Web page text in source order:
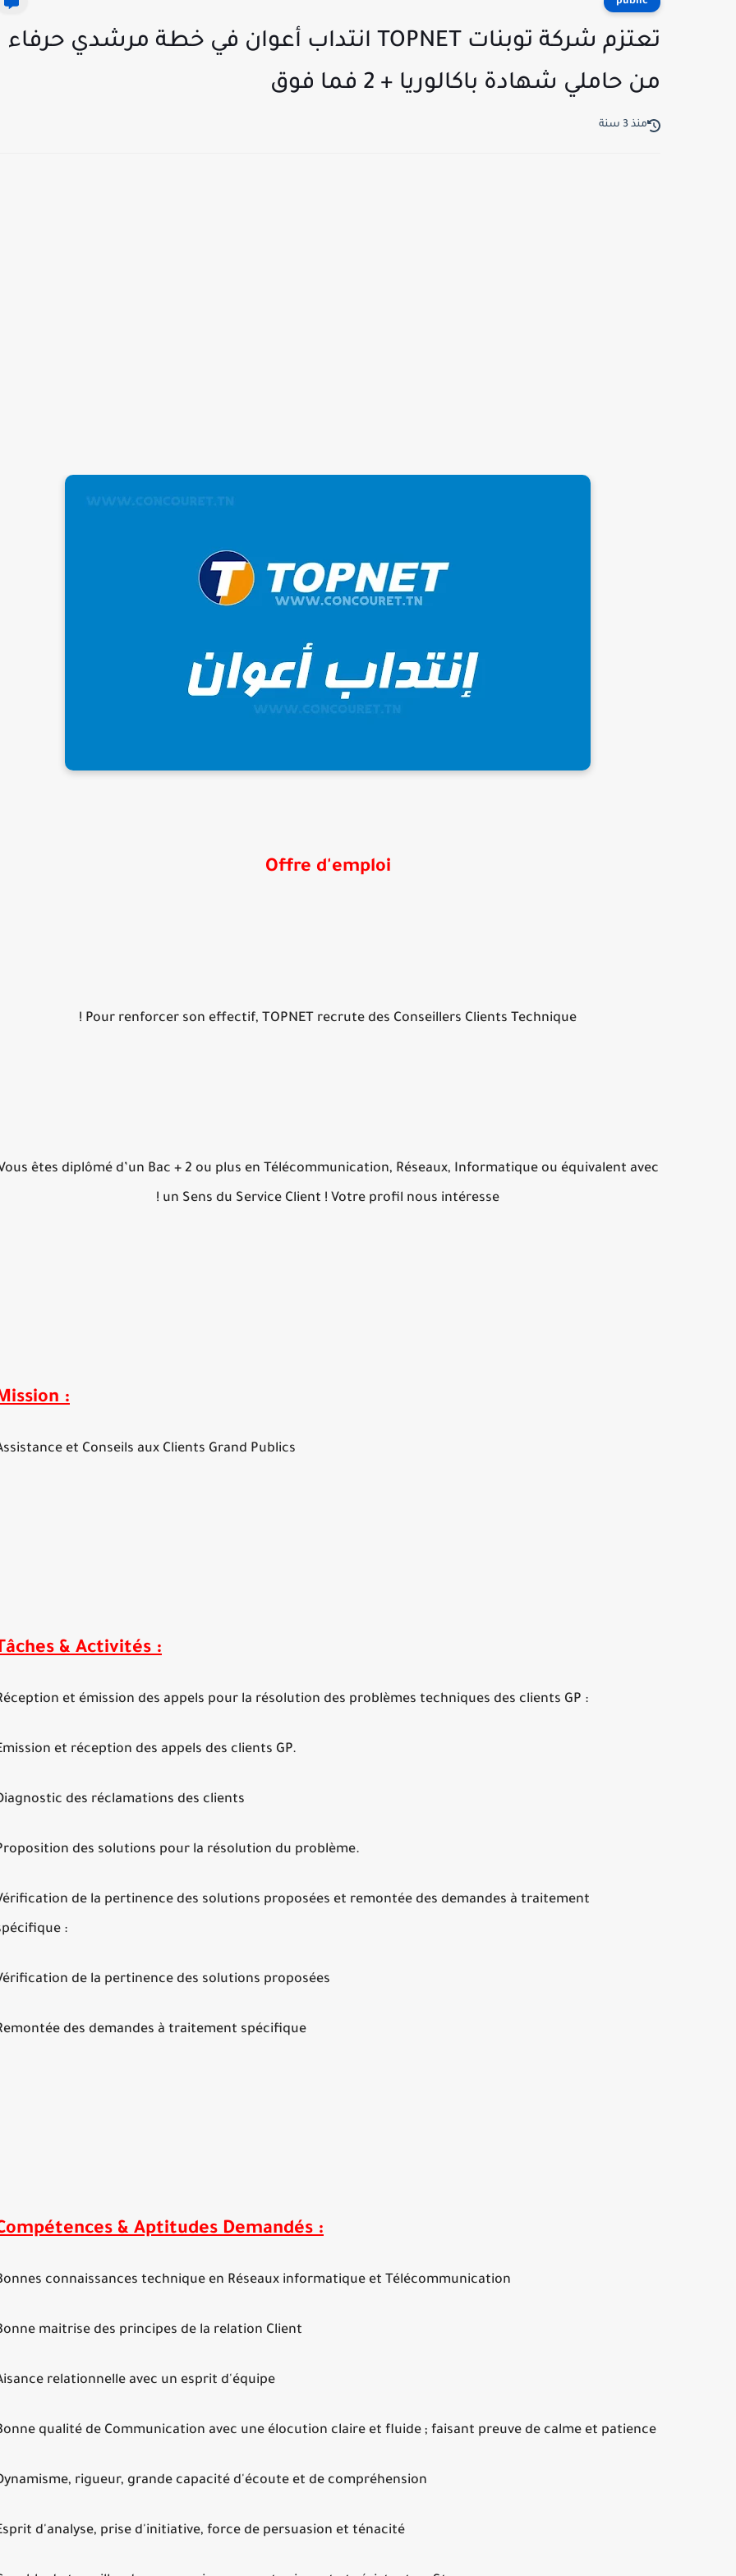
تعتزم شركة توبنات TOPNET انتداب أعوان في خطة مرشدي حرفاء
من حاملي شهادة باكالوريا + 2 فما فوق
منذ 3 سنة
Offre d'emploi
Pour renforcer son effectif, TOPNET recrute des Conseillers Clients Technique !
êtes diplômé d’un Bac + 2 ou plus en Télécommunication, Réseaux, Informatique ou équivalent avec
un Sens du Service Client ! Votre profil nous intéresse !
:
et Conseils aux Clients Grand Publics
& Activités :
et émission des appels pour la résolution des problèmes techniques des clients GP :
et réception des appels des clients GP.
des réclamations des clients
des solutions pour la résolution du problème.
de la pertinence des solutions proposées et remontée des demandes à traitement
:
de la pertinence des solutions proposées
des demandes à traitement spécifique
& Aptitudes Demandés :
connaissances technique en Réseaux informatique et Télécommunication
maitrise des principes de la relation Client
relationnelle avec un esprit d'équipe
qualité de Communication avec une élocution claire et fluide ; faisant preuve de calme et patience
rigueur, grande capacité d'écoute et de compréhension
d'analyse, prise d'initiative, force de persuasion et ténacité